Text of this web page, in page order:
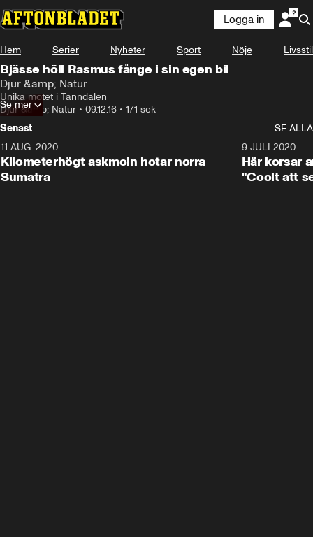
Logga in
Hem Serier Nyheter Sport Nöje Livsstil
Bjässe höll Rasmus fånge i sin egen bil
Djur &amp; Natur
Unika mötet i Tänndalen
Djur &amp; Natur • 09.12.16 • 171 sek
Se mer
Senast
SE ALLA
11 AUG. 2020
Kilometerhögt askmoln hotar norra
Sumatra
9 JULI 2020
Här korsar
"Coolt att